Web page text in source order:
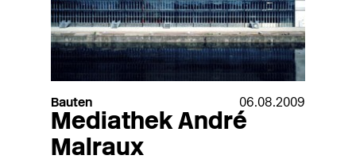
Bauten 06.08.2009
Mediathek André
Malraux